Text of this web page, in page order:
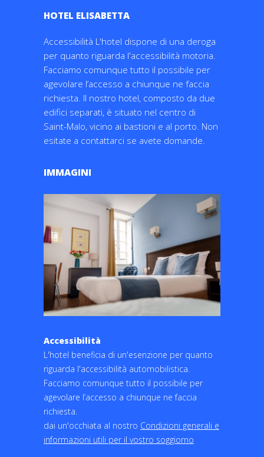
HOTEL ELISABETTA
Accessibilità L'hotel dispone di una deroga
per quanto riguarda l'accessibilità motoria.
Facciamo comunque tutto il possibile per
agevolare l’accesso a chiunque ne faccia
richiesta. Il nostro hotel, composto da due
edifici separati, è situato nel centro di
Saint-Malo, vicino ai bastioni e al porto. Non
esitate a contattarci se avete domande.
IMMAGINI
Accessibilità
L'hotel beneficia di un'esenzione per quanto
riguarda l'accessibilità automobilistica.
Facciamo comunque tutto il possibile per
agevolare l’accesso a chiunque ne faccia
richiesta.
dai un'occhiata al nostro Condizioni generali e
informazioni utili per il vostro soggiorno